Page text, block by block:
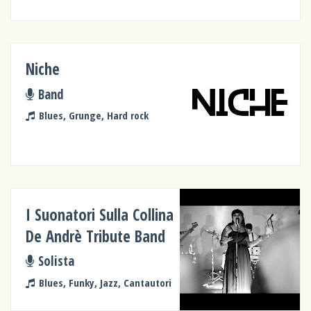
Niche
Band
Blues, Grunge, Hard rock
I Suonatori Sulla Collina
De Andrè Tribute Band
Solista
Blues, Funky, Jazz, Cantautori